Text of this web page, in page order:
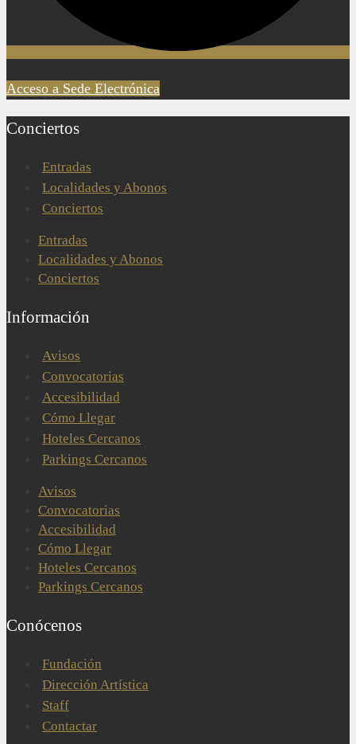
Acceso a Sede Electrónica
Conciertos
Entradas
Localidades y Abonos
Conciertos
Entradas
Localidades y Abonos
Conciertos
Información
Avisos
Convocatorias
Accesibilidad
Cómo Llegar
Hoteles Cercanos
Parkings Cercanos
Avisos
Convocatorias
Accesibilidad
Cómo Llegar
Hoteles Cercanos
Parkings Cercanos
Conócenos
Fundación
Dirección Artística
Staff
Contactar